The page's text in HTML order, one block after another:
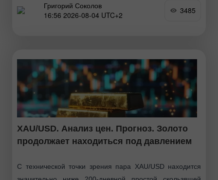
сказать, что быки перешли в новое наступление в конце
июня, затем последовал обычный коррекционный
Григорий Соколов
16:56 2026-08-04 UTC+2
3485
XAU/USD. Анализ цен. Прогноз. Золото
продолжает находиться под давлением
С технической точки зрения пара XAU/USD находится